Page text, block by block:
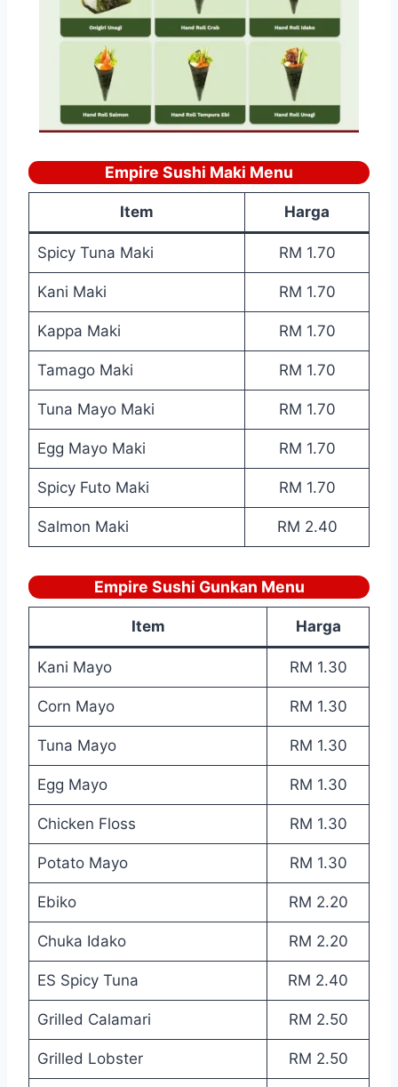
Empire Sushi Maki Menu
Item Harga
Spicy Tuna Maki RM 1.70
Kani Maki RM 1.70
Kappa Maki RM 1.70
Tamago Maki RM 1.70
Tuna Mayo Maki RM 1.70
Egg Mayo Maki RM 1.70
Spicy Futo Maki RM 1.70
Salmon Maki RM 2.40
Empire Sushi Gunkan Menu
Item Harga
Kani Mayo RM 1.30
Corn Mayo RM 1.30
Tuna Mayo RM 1.30
Egg Mayo RM 1.30
Chicken Floss RM 1.30
Potato Mayo RM 1.30
Ebiko RM 2.20
Chuka Idako RM 2.20
ES Spicy Tuna RM 2.40
Grilled Calamari RM 2.50
Grilled Lobster RM 2.50